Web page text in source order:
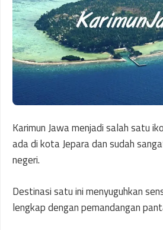
Karimun Jawa menjadi salah satu
ada di kota Jepara dan sudah
negeri.
Destinasi satu ini menyuguhkan
lengkap dengan pemandangan